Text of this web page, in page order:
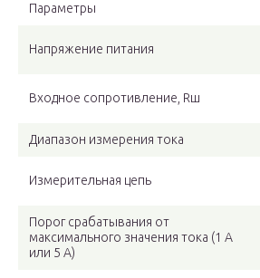
Параметры
Напряжение питания
Входное сопротивление, Rш
Диапазон измерения тока
Измерительная цепь
Порог срабатывания от
максимального значения тока (1 А
или 5 А)